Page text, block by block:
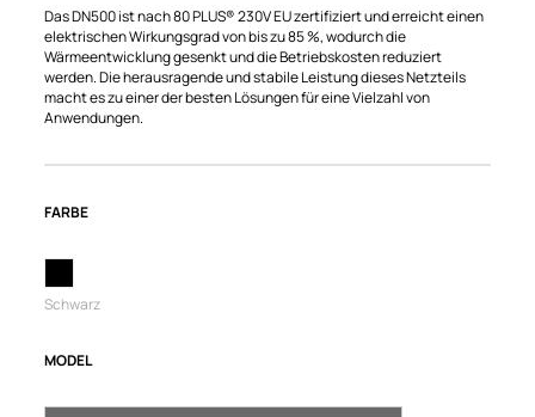
Das DN500 ist nach 80 PLUS® 230V EU zertifiziert und erreicht einen
elektrischen Wirkungsgrad von bis zu 85 %, wodurch die
Wärmeentwicklung gesenkt und die Betriebskosten reduziert
werden. Die herausragende und stabile Leistung dieses Netzteils
macht es zu einer der besten Lösungen für eine Vielzahl von
Anwendungen.
FARBE
Schwarz
MODEL